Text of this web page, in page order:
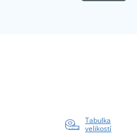
Tabulka
velikostí